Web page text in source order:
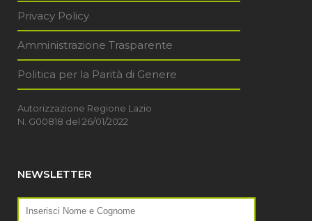
Privacy Policy
Amministrazione Trasparente
Politica per la Parità di Genere
Autorizzazione Regione Lazio
N. G00818 del 26/01/2022
NEWSLETTER